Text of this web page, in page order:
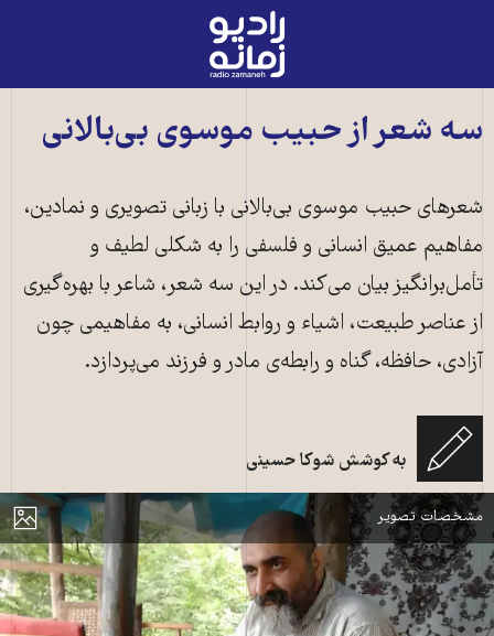
رادیو
زمانه
صفحه
سه شعر از حبیب موسوی بی‌بالانی
شعرهای حبیب موسوی بی‌بالانی با زبانی تصویری و نمادین،
مفاهیم عمیق انسانی و فلسفی را به شکلی لطیف و
تأمل‌برانگیز بیان می‌کند. در این سه شعر، شاعر با بهره‌گیری
از عناصر طبیعت، اشیاء و روابط انسانی، به مفاهیمی چون
آزادی، حافظه، گناه و رابطه‌ی مادر و فرزند می‌پردازد.
به کوشش شوکا حسینی
نمایش
مشخصات تصویر
حبیب موسوی بی‌بالانی